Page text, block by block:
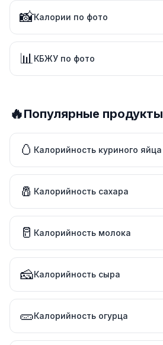
📸Калории по фото
📊КБЖУ по фото
🔥Популярные продукты
🥚 Калорийность куриного яйца
🧂 Калорийность сахара
🥛 Калорийность молока
🧀Калорийность сыра
🥒Калорийность огурца